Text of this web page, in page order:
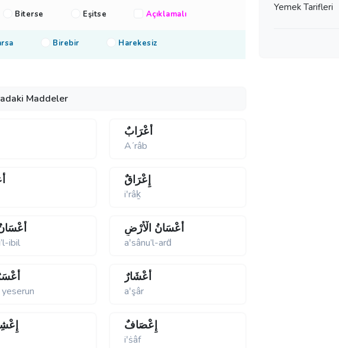
Biterse Eşitse Açıklamalı
Birebir Harekesiz
Maddeler
أَعْرَابٌ
Aʹrâb
إِعْرَاقٌ
iʹrâḵ
ibil
أَعْسَانُ الْأَرْضِ
aʹsânu’l-arḋ
yeserun
أَعْشَارٌ
aʹşâr
إِعْصَافٌ
iʹṡâf
Yemek Tarifleri